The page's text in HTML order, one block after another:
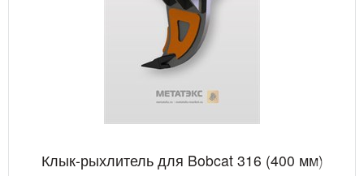
Клык-рыхлитель для Bobcat 316 (400 мм)